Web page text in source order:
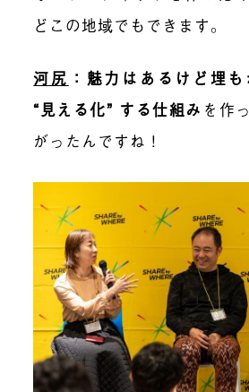
どこの地域でもできます。
河尻 ：魅力はあるけど埋
“見える化” する仕組み を作
がったんですね！